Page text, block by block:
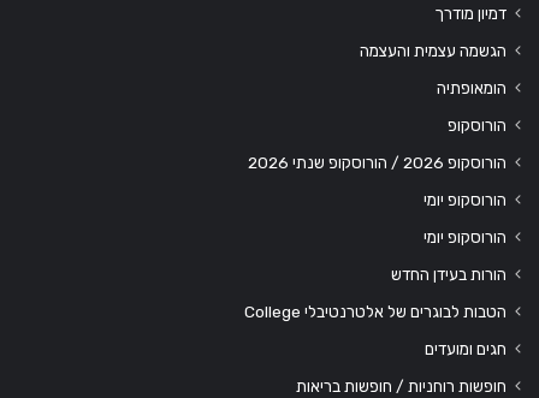
דמיון מודרך
הגשמה עצמית והעצמה
הומאופתיה
הורוסקופ
הורוסקופ 2026 / הורוסקופ שנתי 2026
הורוסקופ יומי
הורוסקופ יומי
הורות בעידן החדש
הטבות לבוגרים של אלטרנטיבלי College
חגים ומועדים
חופשות רוחניות / חופשות בריאות